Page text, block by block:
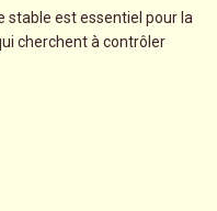
stable est essentiel pour la
cherchent à contrôler